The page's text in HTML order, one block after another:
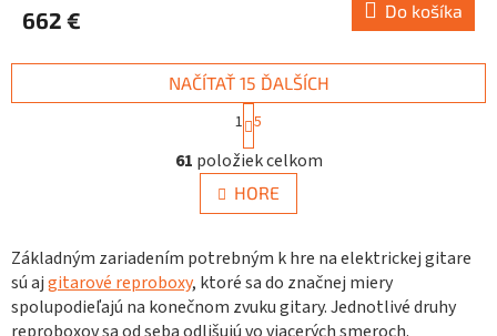
662 € Do košíka
O
v
l
á
a
c
i
e
NAČÍTAŤ 15 ĎALŠÍCH
S
t
r
á
n
k
a
n
i
e
1 5
61 položiek celkom
HORE
Základným zariadením potrebným k hre na elektrickej gitare
sú ajgitarové reproboxy, ktoré sa do značnej miery
spolupodieľajú na konečnom zvuku gitary. Jednotlivé druhy